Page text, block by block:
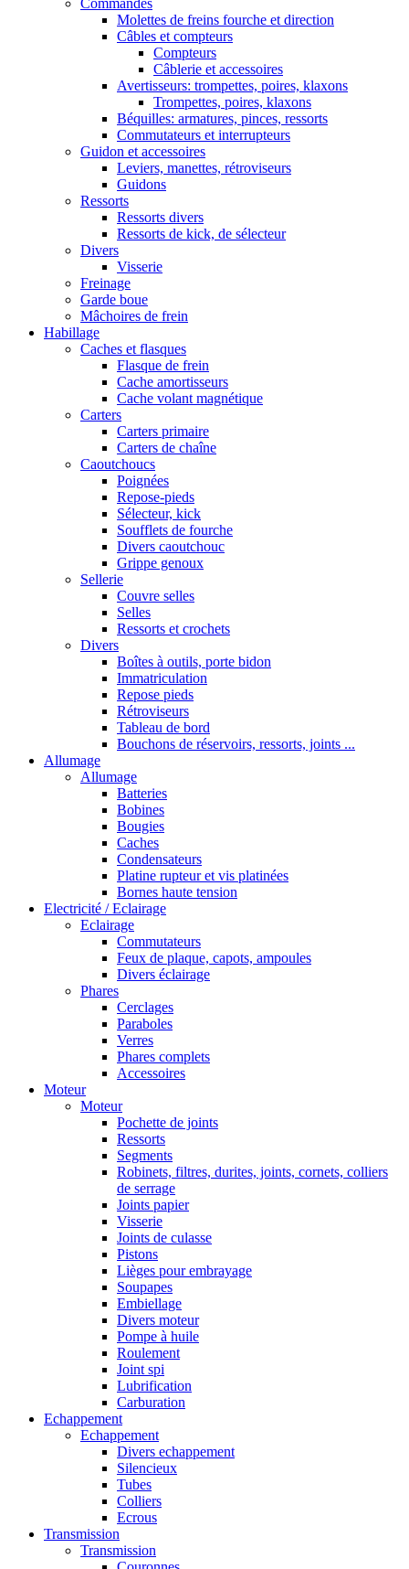
Commandes
Molettes de freins fourche et direction
Câbles et compteurs
Compteurs
Câblerie et accessoires
Avertisseurs: trompettes, poires, klaxons
Trompettes, poires, klaxons
Béquilles: armatures, pinces, ressorts
Commutateurs et interrupteurs
Guidon et accessoires
Leviers, manettes, rétroviseurs
Guidons
Ressorts
Ressorts divers
Ressorts de kick, de sélecteur
Divers
Visserie
Freinage
Garde boue
Mâchoires de frein
Habillage
Caches et flasques
Flasque de frein
Cache amortisseurs
Cache volant magnétique
Carters
Carters primaire
Carters de chaîne
Caoutchoucs
Poignées
Repose-pieds
Sélecteur, kick
Soufflets de fourche
Divers caoutchouc
Grippe genoux
Sellerie
Couvre selles
Selles
Ressorts et crochets
Divers
Boîtes à outils, porte bidon
Immatriculation
Repose pieds
Rétroviseurs
Tableau de bord
Bouchons de réservoirs, ressorts, joints ...
Allumage
Allumage
Batteries
Bobines
Bougies
Caches
Condensateurs
Platine rupteur et vis platinées
Bornes haute tension
Electricité / Eclairage
Eclairage
Commutateurs
Feux de plaque, capots, ampoules
Divers éclairage
Phares
Cerclages
Paraboles
Verres
Phares complets
Accessoires
Moteur
Moteur
Pochette de joints
Ressorts
Segments
Robinets, filtres, durites, joints, cornets, colliers
de serrage
Joints papier
Visserie
Joints de culasse
Pistons
Lièges pour embrayage
Soupapes
Embiellage
Divers moteur
Pompe à huile
Roulement
Joint spi
Lubrification
Carburation
Echappement
Echappement
Divers echappement
Silencieux
Tubes
Colliers
Ecrous
Transmission
Transmission